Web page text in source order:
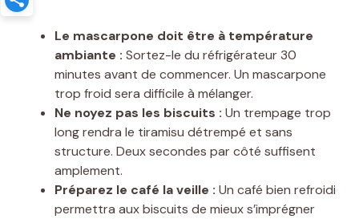
Le mascarpone doit être à température
ambiante : Sortez-le du réfrigérateur 30
minutes avant de commencer. Un mascarpone
trop froid sera difficile à mélanger.
Ne noyez pas les biscuits : Un trempage trop
long rendra le tiramisu détrempé et sans
structure. Deux secondes par côté suffisent
amplement.
Préparez le café la veille : Un café bien refroidi
permettra aux biscuits de mieux s’imprégner